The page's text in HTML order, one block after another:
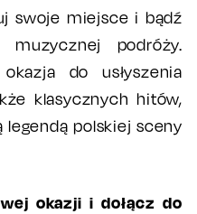
swoje miejsce i bądź
podróży.
do usłyszenia
klasycznych hitów,
legendą polskiej sceny
okazji i dołącz do